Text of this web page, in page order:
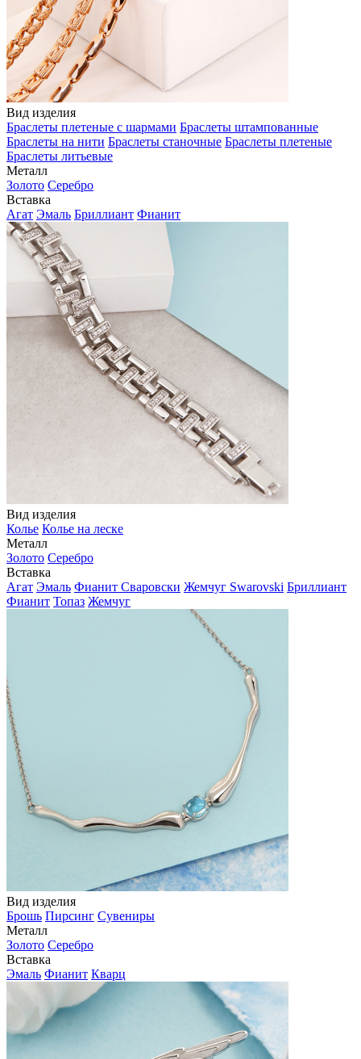
Вид изделия
Браслеты плетеные с шармами Браслеты штампованные
Браслеты на нити Браслеты станочные Браслеты плетеные
Браслеты литьевые
Металл
Золото Серебро
Вставка
Агат Эмаль Бриллиант Фианит
Вид изделия
Колье Колье на леске
Металл
Золото Серебро
Вставка
Агат Эмаль Фианит Сваровски Жемчуг Swarovski Бриллиант
Фианит Топаз Жемчуг
Вид изделия
Брошь Пирсинг Сувениры
Металл
Золото Серебро
Вставка
Эмаль Фианит Кварц